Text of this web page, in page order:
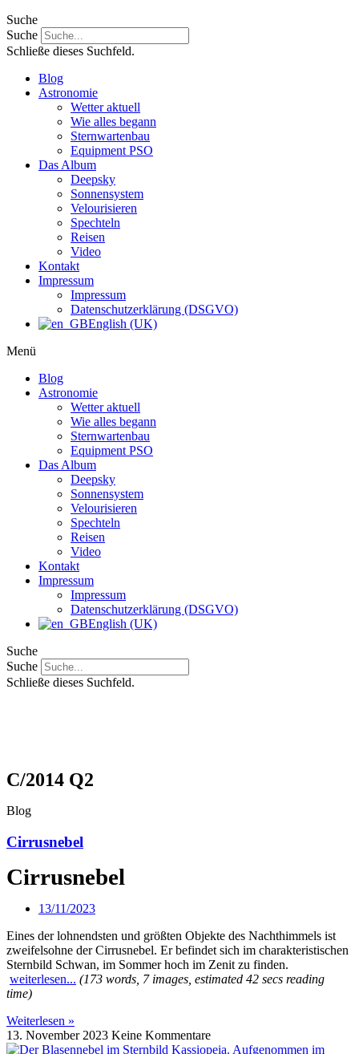
Suche
Suche
Schließe dieses Suchfeld.
Blog
Astronomie
Wetter aktuell
Wie alles begann
Sternwartenbau
Equipment PSO
Das Album
Deepsky
Sonnensystem
Velourisieren
Spechteln
Reisen
Video
Kontakt
Impressum
Impressum
Datenschutzerklärung (DSGVO)
English (UK)
Menü
Blog
Astronomie
Wetter aktuell
Wie alles begann
Sternwartenbau
Equipment PSO
Das Album
Deepsky
Sonnensystem
Velourisieren
Spechteln
Reisen
Video
Kontakt
Impressum
Impressum
Datenschutzerklärung (DSGVO)
English (UK)
Suche
Suche
Schließe dieses Suchfeld.
C/2014 Q2
Blog
Cirrusnebel
Cirrusnebel
13/11/2023
Eines der lohnendsten und größten Objekte des Nachthimmels ist
zweifelsohne der Cirrusnebel. Er befindet sich im charakteristischen
Sternbild Schwan, im Sommer hoch im Zenit zu finden.
weiterlesen... (173 words, 7 images, estimated 42 secs reading
time)
Weiterlesen »
13. November 2023 Keine Kommentare